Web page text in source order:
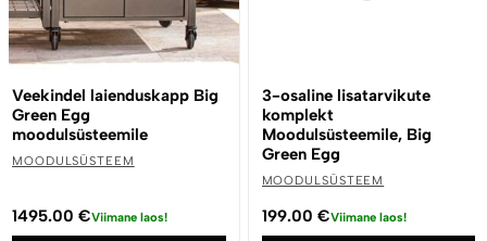
Veekindel laienduskapp Big
Green Egg
moodulsüsteemile
MOODULSÜSTEEM
1495.00 €Viimane laos!
3-osaline lisatarvikute
komplekt
Moodulsüsteemile, Big
Green Egg
MOODULSÜSTEEM
199.00 €Viimane laos!